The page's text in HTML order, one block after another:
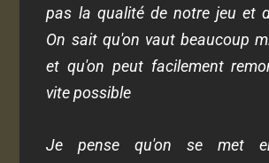
pas la qualité de notre jeu et
On sait qu'on vaut beaucoup
et qu'on peut facilement
vite possible
Je pense qu'on se met